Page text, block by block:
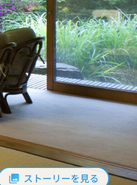
ストーリーを見る